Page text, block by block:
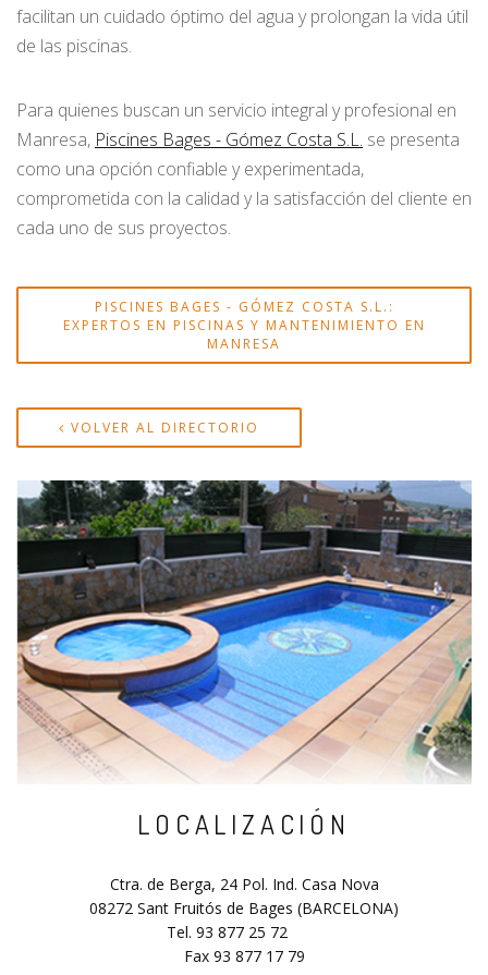
facilitan un cuidado óptimo del agua y prolongan la vida útil
de las piscinas.
Para quienes buscan un servicio integral y profesional en
Manresa, Piscines Bages - Gómez Costa S.L. se presenta
como una opción confiable y experimentada,
comprometida con la calidad y la satisfacción del cliente en
cada uno de sus proyectos.
PISCINES BAGES - GÓMEZ COSTA S.L.:
EXPERTOS EN PISCINAS Y MANTENIMIENTO EN
MANRESA
VOLVER AL DIRECTORIO
LOCALIZACIÓN
Ctra. de Berga, 24 Pol. Ind. Casa Nova
08272 Sant Fruitós de Bages (BARCELONA)
Tel. 93 877 25 72
Fax 93 877 17 79